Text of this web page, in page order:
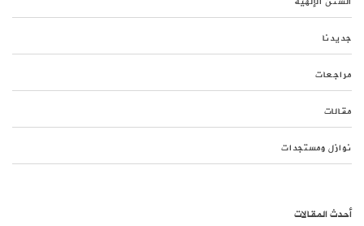
جديدنا
مراجعات
مقالات
نوازل ومستجدات
أحدث المقالات